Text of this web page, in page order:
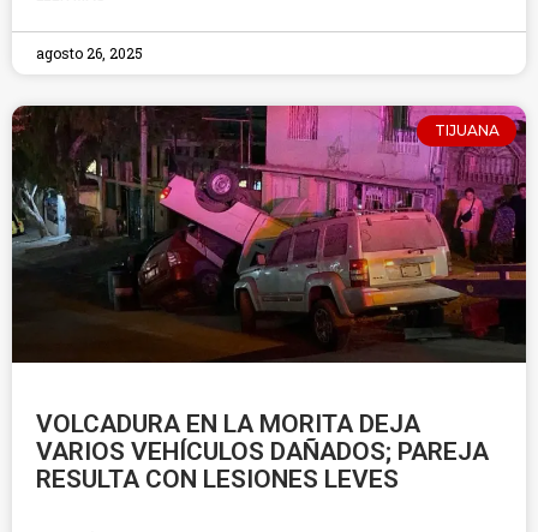
agosto 26, 2025
TIJUANA
VOLCADURA EN LA MORITA DEJA
VARIOS VEHÍCULOS DAÑADOS; PAREJA
RESULTA CON LESIONES LEVES